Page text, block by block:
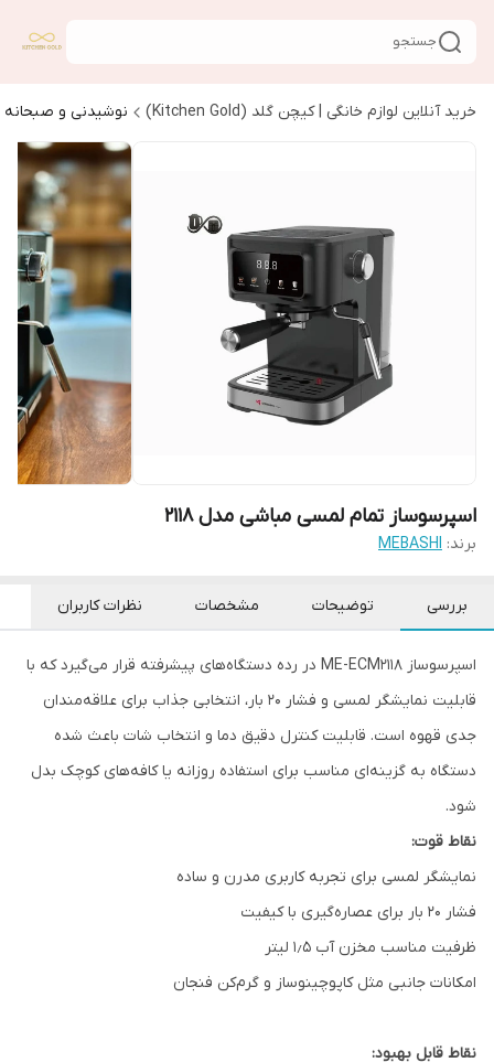
جستجو
خرید آنلاین لوازم خانگی | کیچن گلد (Kitchen Gold) نوشیدنی و صبحانه
اسپرسوساز تمام لمسی مباشی مدل ۲۱۱۸
برند: MEBASHI
بررسی توضیحات مشخصات نظرات کاربران
اسپرسوساز ME-ECM2118 در رده دستگاه‌های پیشرفته قرار می‌گیرد که با
قابلیت نمایشگر لمسی و فشار ۲۰ بار، انتخابی جذاب برای علاقه‌مندان
جدی قهوه است. قابلیت کنترل دقیق دما و انتخاب شات باعث شده
دستگاه به گزینه‌ای مناسب برای استفاده روزانه یا کافه‌های کوچک بدل
شود.
نقاط قوت:
نمایشگر لمسی برای تجربه کاربری مدرن و ساده
فشار ۲۰ بار برای عصاره‌گیری با کیفیت
ظرفیت مناسب مخزن آب ۱٫۵ لیتر
امکانات جانبی مثل کاپوچینوساز و گرم‌کن فنجان
نقاط قابل بهبود: